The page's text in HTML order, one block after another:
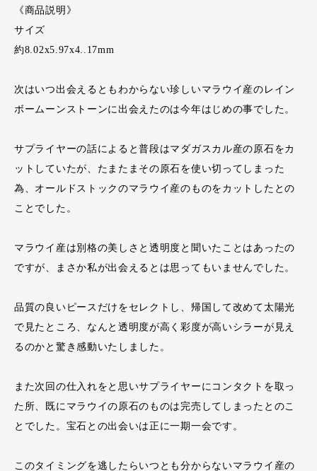
《商品説明》
サイズ
約8.02x5.97x4..17mm
次はいつ出会えるともわからない珍しいマラウイ産のレイン
ボームーンストーンに出会えたのは今年はじめの事でした。
サプライヤーの話によると普段はマダガスカル産の原石をカ
ットしていたが、たまたまその原石を使い切ってしまった
為、オールドストックのマラウイ産のものをカットしたとの
ことでした。
マラウイ産は別格の美しさと透明度と聞いたことはあったの
ですが、まさか私が出会えるとは思ってもいませんでした。
品質の良いピースだけをセレクトし、帰国して改めて太陽光
で見たところ、なんと透明度が高く彩度が高いシラーが見え
るのかと驚き感動いたしました。
また次回の仕入れをと思いサプライヤーにコンタクトを取っ
た所、既にマラウイの原石のものは完売してしまったとのこ
とでした。宝石との出会いは正に一期一会です。
このタイミングを逃したらいつとも分からないマラウイ産の